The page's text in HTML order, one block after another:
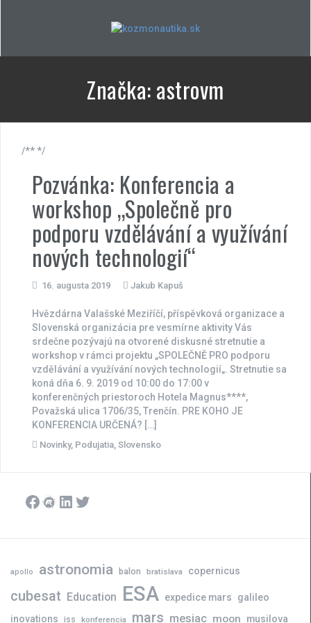
Značka:astrovm
/** */
Pozvánka: Konferencia a
workshop „Společně pro
podporu vzdělávání a využívání
nových technologií“
16. augusta 2019 Jakub Kapuš
Hvězdárna Valašské Meziříčí, příspěvková organizace a
Slovenská organizácia pre vesmírne aktivity Vás
srdečne pozývajú na otvorené diskusné stretnutie a
workshop v rámci projektu „SPOLEČNĚ PRO podporu
vzdělávání a využívání nových technologií„. Stretnutie sa
koná dňa 6. 9. 2019 od 10:00 do 17:00 v
konferenčných priestoroch Hotela Magnus****,
Považská ulica 1706/35, Trenčín. PRE KOHO JE
KONFERENCIA URČENÁ? […]
Novinky, Podujatia, Slovensko
Facebook
Meetup
LinkedIn
Twitter
apollo astronomia balon bratislava copernicus
cubesat Education ESA expedice mars
galileo
inovations iss konferencia mars mesiac moon musilova